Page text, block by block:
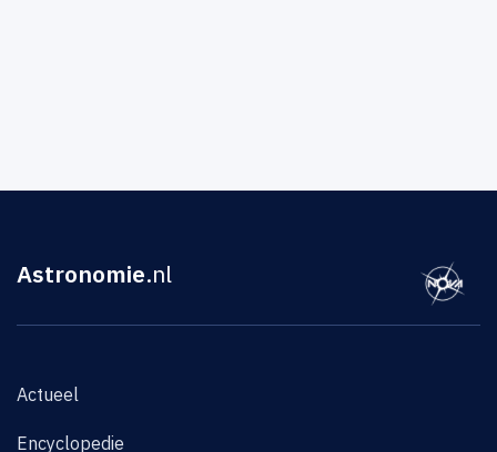
Astronomie.nl
Actueel
Encyclopedie